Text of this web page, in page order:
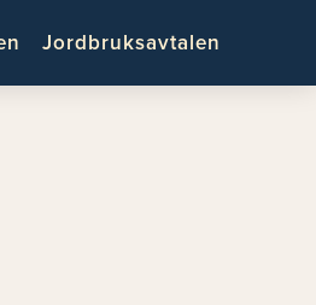
Jordbruksavtalen